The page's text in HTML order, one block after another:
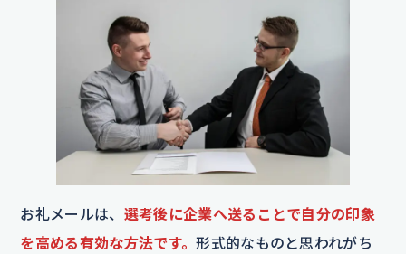
お礼メールは、 選考後に企業へ送ることで自分の印象
を高める有効な方法です。形式的なものと思われがち